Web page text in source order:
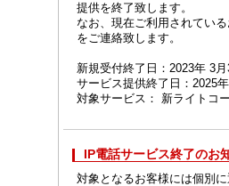
提供を終了致します。
なお、現在ご利用されてい
をご連絡致します。
新規受付終了日：2023年 3
サービス提供終了日：2025
対象サービス： 新ライトコ
IP電話サービス終了のお
対象となるお客様には個別